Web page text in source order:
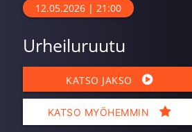
12.05.2026 | 21:00
Urheiluruutu
KATSO JAKSO
KATSO MYÖHEMMIN